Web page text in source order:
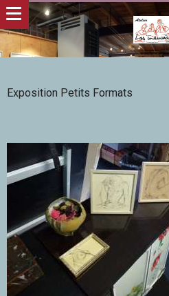
Exposition Petits Formats